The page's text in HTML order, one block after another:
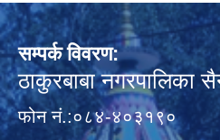
सम्पर्क विवरण:
ठाकुरबाबा नगरपालिका
फोन नं.:०८४-४०३१९०